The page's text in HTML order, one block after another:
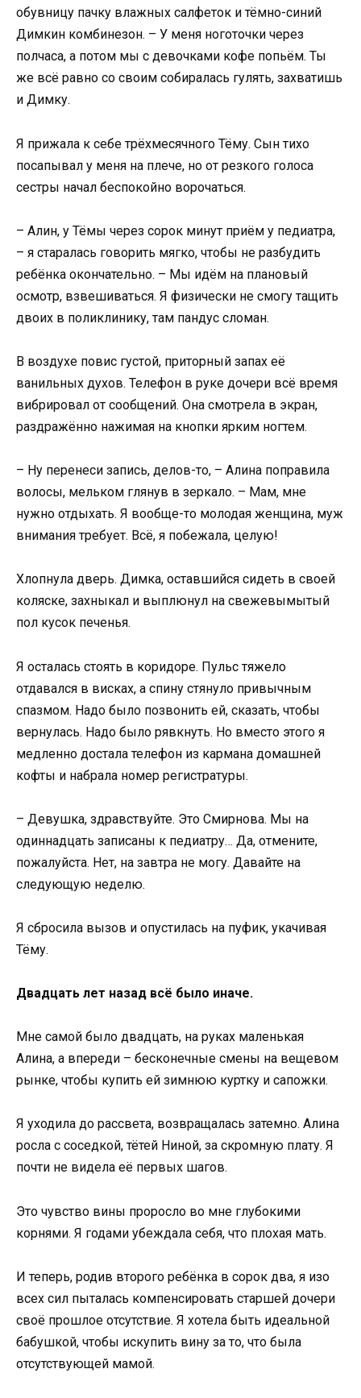
обувницу пачку влажных салфеток и тёмно-синий
Димкин комбинезон. – У меня ноготочки через
полчаса, а потом мы с девочками кофе попьём. Ты
же всё равно со своим собиралась гулять, захватишь
и Димку.
Я прижала к себе трёхмесячного Тёму. Сын тихо
посапывал у меня на плече, но от резкого голоса
сестры начал беспокойно ворочаться.
– Алин, у Тёмы через сорок минут приём у педиатра,
– я старалась говорить мягко, чтобы не разбудить
ребёнка окончательно. – Мы идём на плановый
осмотр, взвешиваться. Я физически не смогу тащить
двоих в поликлинику, там пандус сломан.
В воздухе повис густой, приторный запах её
ванильных духов. Телефон в руке дочери всё время
вибрировал от сообщений. Она смотрела в экран,
раздражённо нажимая на кнопки ярким ногтем.
– Ну перенеси запись, делов-то, – Алина поправила
волосы, мельком глянув в зеркало. – Мам, мне
нужно отдыхать. Я вообще-то молодая женщина, муж
внимания требует. Всё, я побежала, целую!
Хлопнула дверь. Димка, оставшийся сидеть в своей
коляске, захныкал и выплюнул на свежевымытый
пол кусок печенья.
Я осталась стоять в коридоре. Пульс тяжело
отдавался в висках, а спину стянуло привычным
спазмом. Надо было позвонить ей, сказать, чтобы
вернулась. Надо было рявкнуть. Но вместо этого я
медленно достала телефон из кармана домашней
кофты и набрала номер регистратуры.
– Девушка, здравствуйте. Это Смирнова. Мы на
одиннадцать записаны к педиатру… Да, отмените,
пожалуйста. Нет, на завтра не могу. Давайте на
следующую неделю.
Я сбросила вызов и опустилась на пуфик, укачивая
Тёму.
Двадцать лет назад всё было иначе.
Мне самой было двадцать, на руках маленькая
Алина, а впереди – бесконечные смены на вещевом
рынке, чтобы купить ей зимнюю куртку и сапожки.
Я уходила до рассвета, возвращалась затемно. Алина
росла с соседкой, тётей Ниной, за скромную плату. Я
почти не видела её первых шагов.
Это чувство вины проросло во мне глубокими
корнями. Я годами убеждала себя, что плохая мать.
И теперь, родив второго ребёнка в сорок два, я изо
всех сил пыталась компенсировать старшей дочери
своё прошлое отсутствие. Я хотела быть идеальной
бабушкой, чтобы искупить вину за то, что была
отсутствующей мамой.